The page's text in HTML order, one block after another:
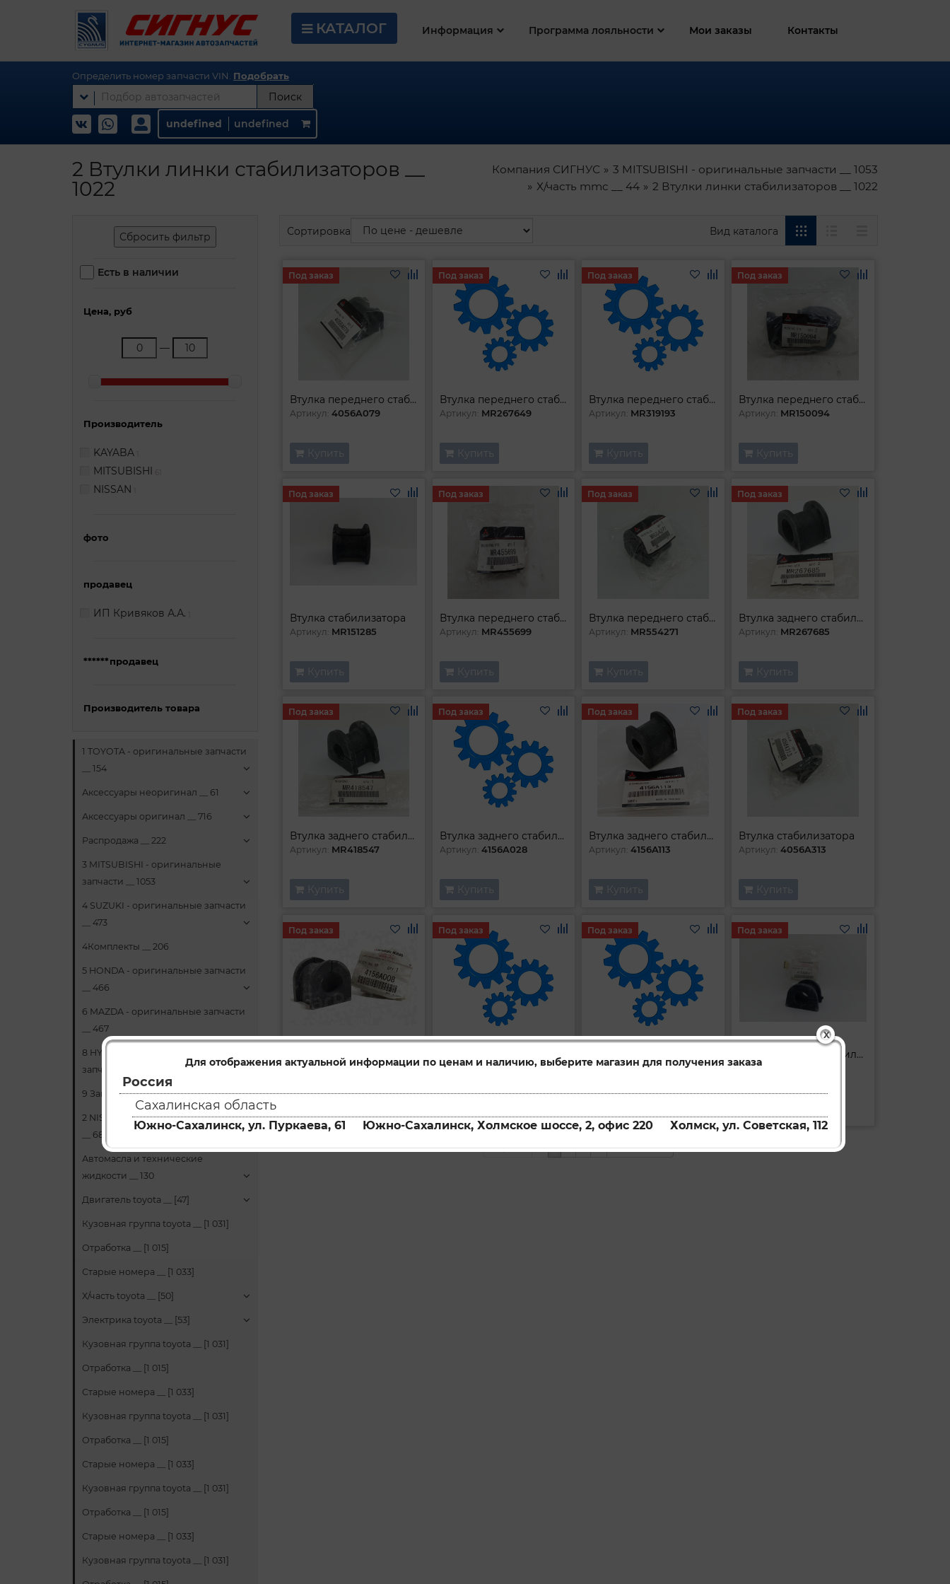
X
Для отображения актуальной информации по ценам и наличию, выберите магазин для получения заказа
Россия
Сахалинская область
Южно-Сахалинск, ул. Пуркаева, 61 Южно-Сахалинск, Холмское шоссе, 2, офис 220 Холмск, ул. Советская, 112
КАТАЛОГ Информация Программа лояльности Мои заказы Контакты
Определить номер запчасти VIN. Подобрать
Поиск
undefined undefined
2 Втулки линки стабилизаторов __
1022
Компания СИГНУС
3 MITSUBISHI - оригинальные запчасти __ 1053
Х/часть mmc __ 44
2 Втулки линки стабилизаторов __ 1022
Сбросить фильтр
Есть в наличии
Цена, руб
—
Производитель
KAYABA
MITSUBISHI
NISSAN
фото
продавец
ИП Кривяков А.А.
******продавец
Производитель товара
1 TOYOTA - оригинальные запчасти
__ 154
Аксессуары неоригинал __ 61
Аксессуары оригинал __ 716
Распродажа __ 222
3 MITSUBISHI - оригинальные
запчасти __ 1053
4 SUZUKI - оригинальные запчасти
__ 473
4Комплекты __ 206
5 HONDA - оригинальные запчасти
__ 466
6 MAZDA - оригинальные запчасти
__ 467
8 HYUNDAI/KIA - оригинальные
запчасти __ 24
9 Запчасти НЕОРИГИНАЛ __ 66
2 NISSAN - оригинальные запчасти
__ 681
Автомасла и технические
жидкости __ 130
Двигатель toyota __ [47]
Кузовная группа toyota __ [1 031]
Отработка __ [1 015]
Старые номера __ [1 033]
Х/часть toyota __ [50]
Электрика toyota __ [53]
Кузовная группа toyota __ [1 031]
Отработка __ [1 015]
Старые номера __ [1 033]
Кузовная группа toyota __ [1 031]
Отработка __ [1 015]
Старые номера __ [1 033]
Кузовная группа toyota __ [1 031]
Отработка __ [1 015]
Старые номера __ [1 033]
Кузовная группа toyota __ [1 031]
Сортировка Вид каталога
Втулка переднего стабилизатора
Артикул: 4056A079
Под заказ
Купить
Втулка переднего стабилизатора
Артикул: MR267649
Под заказ
Купить
Втулка переднего стабилизатора
Артикул: MR319193
Под заказ
Купить
Втулка переднего стабилизатора
Артикул: MR150094
Под заказ
Купить
Втулка стабилизатора
Артикул: MR151285
Под заказ
Купить
Втулка переднего стабилизатора
Артикул: MR455699
Под заказ
Купить
Втулка переднего стабилизатора
Артикул: MR554271
Под заказ
Купить
Втулка заднего стабилизатора
Артикул: MR267685
Под заказ
Купить
Втулка заднего стабилизатора
Артикул: MR418547
Под заказ
Купить
Втулка заднего стабилизатора
Артикул: 4156A028
Под заказ
Купить
Втулка заднего стабилизатора
Артикул:4156A113
Под заказ
Купить
Втулка стабилизатора
Артикул:4056A313
Под заказ
Купить
Артикул:4156A008
Под заказ
Втулка заднего стабилизатора
Артикул:4056A117
Под заказ
Артикул:4056A230
Под заказ
Втулка заднего стабилизатора
Артикул:
Под заказ
Первая 1 2 3 Последняя